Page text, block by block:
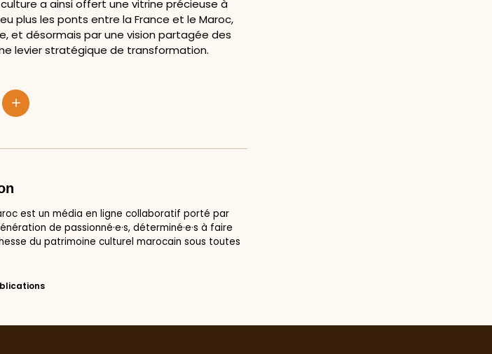
a ainsi offert une vitrine précieuse à
plus les ponts entre la France et le Maroc,
et désormais par une vision partagée des
levier stratégique de transformation.
est un média en ligne collaboratif porté par
de passionné·e·s, déterminé·e·s à faire
du patrimoine culturel marocain sous toutes